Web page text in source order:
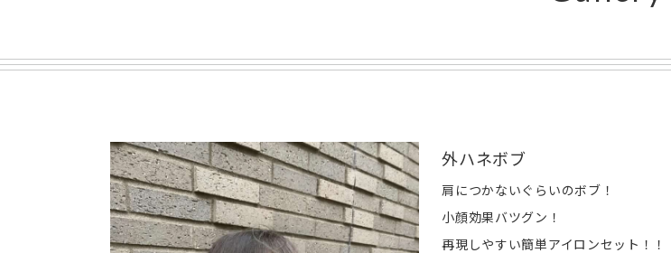
外ハネボブ
肩につかないぐらいのボブ！
小顔効果バツグン！
再現しやすい簡単アイロンセット！！